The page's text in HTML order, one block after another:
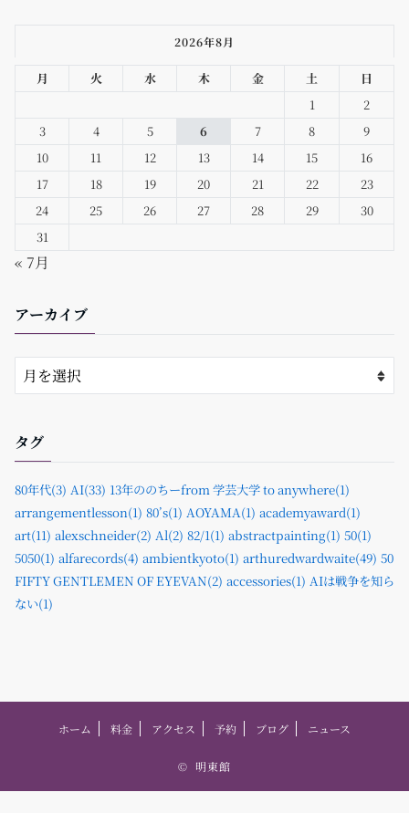
2026年8月
月 火 水 木 金 土
日
1
2
3
4 5 6 7 8
9
10
11 12 13 14 15
16
17
18 19 20 21 22
23
24
25 26 27 28 29
30
31
« 7月
アーカイブ
タグ
80年代(3) AI(33) 13年ののちーfrom 学芸大学 to anywhere(1)
arrangementlesson(1) 80’s(1) AOYAMA(1) academyaward(1)
art(11) alexschneider(2) Al(2) 82/1(1) abstractpainting(1) 50(1)
5050(1) alfarecords(4) ambientkyoto(1) arthuredwardwaite(49) 50
FIFTY GENTLEMEN OF EYEVAN(2) accessories(1) AIは戦争を知ら
ない(1)
ホーム 料金 アクセス 予約 ブログ ニュース
© 明東館